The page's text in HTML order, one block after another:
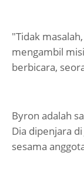
"Tidak
mengambil
berbicara,
Byron adalah
Dia dipenjara
sesama